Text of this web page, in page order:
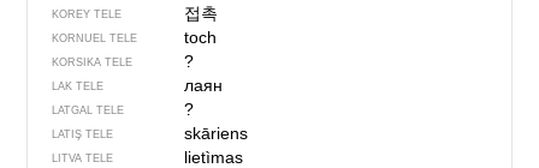
KOREY TELE 접촉
KORNUEL TELE toch
KORSIKA TELE ?
LAK TELE лаян
LATGAL TELE ?
LATIŞ TELE skāriens
LITVA TELE lietìmas